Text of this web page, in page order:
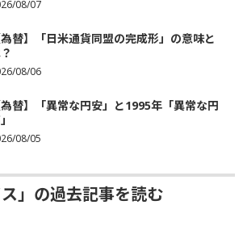
08/07
為替】「日米通貨同盟の完成形」の意味と
08/06
為替】「異常な円安」と1995年「異常な円
08/05
ス」の過去記事を読む